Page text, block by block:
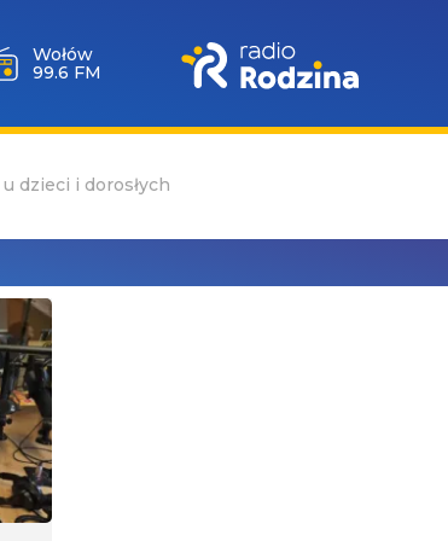
Wołów
99.6 FM
dzieci i dorosłych